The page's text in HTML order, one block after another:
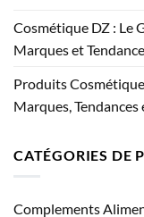
Cosmétique DZ : Le
Marques et
Produits
Marques,
CATÉGORIES DE
Complements